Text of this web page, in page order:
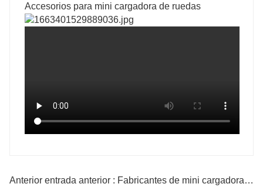
Accesorios para mini cargadora de ruedas
Anterior entrada anterior : Fabricantes de mini cargadoras de ruedas